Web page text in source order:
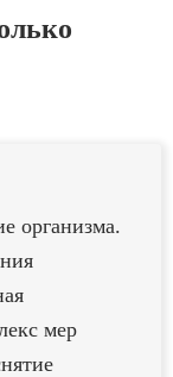
организма.
мер